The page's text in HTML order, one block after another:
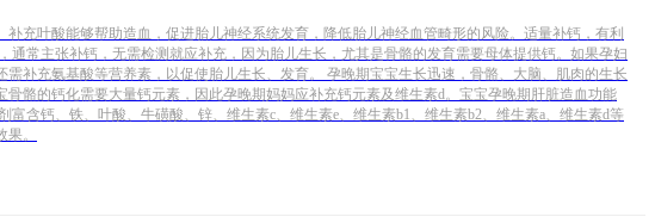
充叶酸能够帮助造血，促进胎儿神经系统发育，降低胎儿神经血管畸形的风险。适量补钙，有利
常主张补钙，无需检测就应补充，因为胎儿生长，尤其是骨骼的发育需要母体提供钙。如果孕妇
补充氨基酸等营养素，以促使胎儿生长、发育。 孕晚期宝宝生长迅速，骨骼、大脑、肌肉的生长
骼的钙化需要大量钙元素，因此孕晚期妈妈应补充钙元素及维生素d。宝宝孕晚期肝脏造血功能
含钙、铁、叶酸、牛磺酸、锌、维生素c、维生素e、维生素b1、维生素b2、维生素a、维生素d等
。